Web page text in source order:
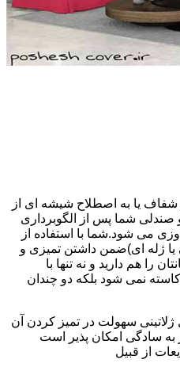
یا به اصطلاح شیشه ای از
شما پس از الگوبرداری
می شود.شما با استفاده از
یا ژله ای)ضمن داشتن تمیزی و
را هم دارید و نه تنها با
کاسته نمی شود بلکه دو چندان
ژلاتینی سهولت در تمیز کردن آن
به سادگی امکان پذیر است
از قبیل